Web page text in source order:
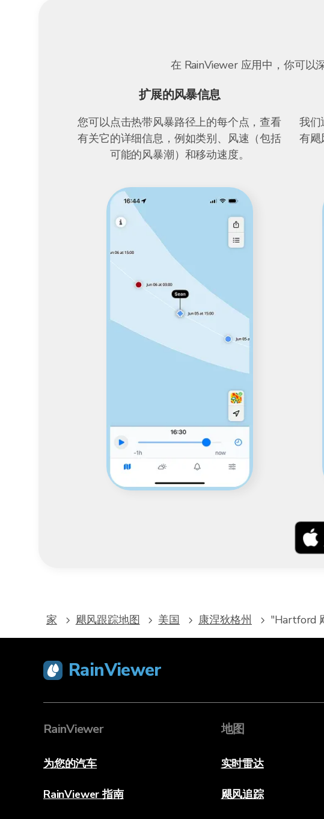
在 RainViewer 应用中，你可以
扩展的风暴信息
您可以点击热带风暴路径上的每个点，查看
有关它的详细信息，例如类别、风速（包括
可能的风暴潮）和移动速度。
我们
有飓
家 飓风跟踪地图 美国 康涅狄格州 "Hartford
RainViewer
RainViewer
为您的汽车
RainViewer 指南
地图
实时雷达
飓风追踪